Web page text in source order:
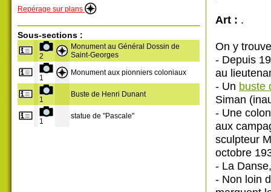
Repérage sur plans
Sous-sections :
2
Monument au Général Dossin de
Saint-Georges
1
Monument aux pionniers coloniaux
1
Buste de Henri Dunant
1
statue de "Pascale"
Art : .
On y
- Depuis
au
- Un buste
Siman
- Une
aux
sculpteur
octobre
- La
- Non loin